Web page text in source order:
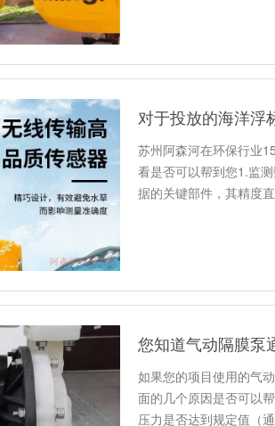
对于投放的海洋浮
苏州阿森河在环保行业
看是否可以帮到您1.监
据的关键部件，其精度
您知道气动隔膜泵
如果您的项目使用的气
面的几个原因是否可以
压力是否达到规定值（